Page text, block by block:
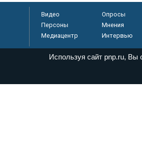
Видео Опросы
Персоны
Мнения
Медиацентр
Интервью
информационных технологий и
Используя сайт pnp.ru, Вы